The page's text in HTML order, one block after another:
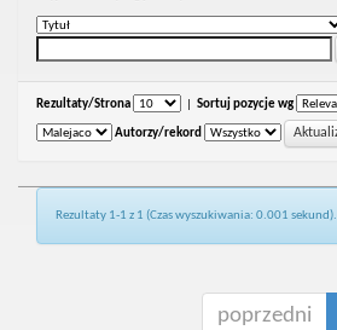
Rezultaty/Strona Sortuj pozycje wg
Autorzy/rekord
Rezultaty 1-1 z 1 (Czas wyszukiwania: 0.001 sekund).
poprzedni